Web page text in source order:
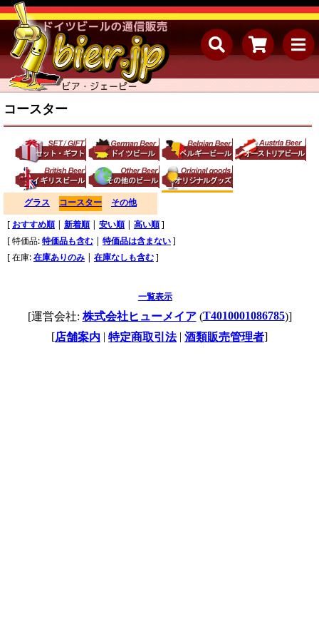
コースター
グラス コースター
その他
[ おすすめ順 | 新着順 | 安い順 | 高い順]
[ 特価品:特価品も含む | 特価品は含まない]
[ 在庫:在庫ありのみ | 在庫なしも含む]
一覧表示
[運営会社: 株式会社ヒューメイア(T4010001086785)]
[店舗案内 | 特定商取引法| 酒類販売管理者]